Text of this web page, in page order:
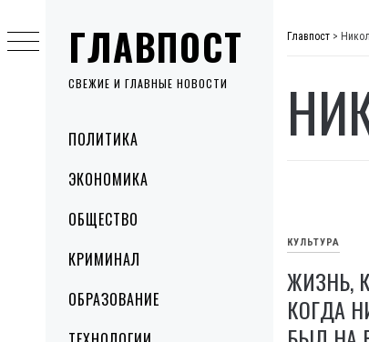
ГЛАВПОСТ
СВЕЖИЕ И ГЛАВНЫЕ НОВОСТИ
MenuПОЛИТИКА
ЭКОНОМИКА
ОБЩЕСТВО
КРИМИНАЛ
ОБРАЗОВАНИЕ
to
content
Главпост >
КУЛЬТУРА
ЖИЗНЬ,
КОГДА